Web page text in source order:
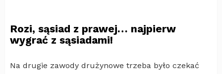
Rozi, sąsiad z prawej… najpierw
wygrać z sąsiadami!
Na drugie zawody drużynowe trzeba było czekać